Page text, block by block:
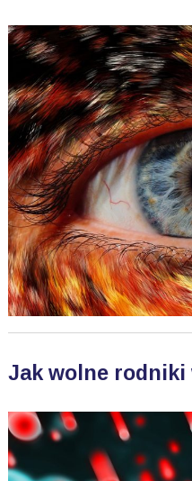
Jak wolne rodniki